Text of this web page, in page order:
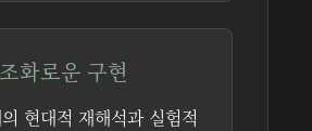
화로운 구현
현대적 재해석과 실험적